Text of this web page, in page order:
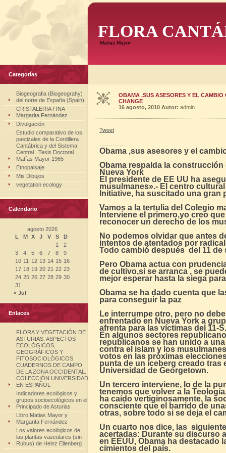
FLORA
Matias Mayor
Categorías
Biogeografia (Biogeograhy)
del norte de España (Spain)
CRISTALERIA FINA
Margarita Fernández
Divulgación
Estudio comparativo de los
pastizales de la Cordillera
Cantábrica y del Sistema
Central . Tesis Doctoral
Matías Mayor 1965
Etnopaisaje
Mis Dibujos
vegetation ecology
Calendario
agosto 2026
L
M X J V S
D
1
2
3
4 5 6 7 8
9
10 11 12 13 14 15 16
17 18 19 20 21 22 23
24 25 26 27 28 29 30
31
« Jul
Enlaces
FLORA Y VEGETACIÓN DE
ASTURIAS. ASPECTOS
ECOLÓGICOS,
GEOGRÁFICOS Y
FITOSOCIOLÓGICOS.
CUADERNOS DE CAMPO
DE LA ZONA OCCIDENTAL.
COLECCIÓN UNIVERSIDAD
EN ESPAÑOL
Indicadores ecológicos y
grupos socioecológicos en el
Principado de Asturias
Libro Matias Mayor y
Margarita Fernández
Los valores ecológicos de
las plantas vasculares (sin
Rubus) de Heinz Ellenberg
OBAMA ,SUS ASESORES Y EL
CHANGE
16 agosto, 2010 Autor: admin
Tweet
Obama ,sus asesores y el
Obama respalda la
Nueva York
El presidente de EE UU ha
musulmanes».- El centro
Initiative, ha suscitado una gran
Vamos a la tertulia del Colegio
Interviene el primero,yo creo
reconocer un derecho de los
No podemos olvidar que antes
intentos de atentados por
Todo cambió después del 11 de
Pero Obama actua con
de cultivo,si se arranca , se
mejor esperar hasta la siega
Obama se ha dado cuenta que
para conseguir la paz
Le interrumpe otro, pero no
enfrentado en Nueva York a
afrenta para las víctimas del 11-S.
En algunos sectores
republicanos se han unido a
contra el islam y los
votos en las próximas
punta de un iceberg creado tras
Universidad de Georgetown.
Un tercero interviene, lo de la
tenemos que volver a la
ha caído vertiginosamente, la
consciente que el barrido de
otras, sobre todo si se deja el
Un cuarto nos dice, las
acertadas: Durante su discurso
en EEUU, Obama ha destacado
cimientos del país.